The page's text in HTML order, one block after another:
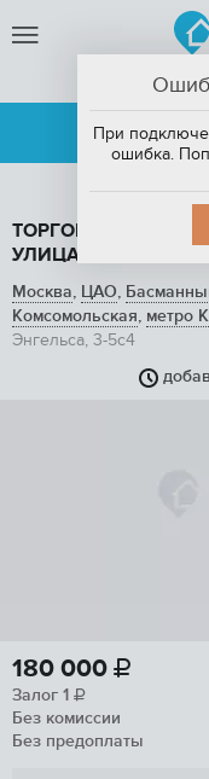
АРЕНДА
ТОРГОВАЯ
УЛИЦА ФРИДРИХА
Москва, ЦАО,
Комсомольская, метро
Энгельса, 3-5с4
180 000 
Залог 1 
Без комиссии
Без предоплаты
При
ошибка.